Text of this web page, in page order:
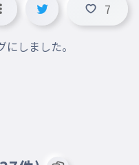
7
しました。